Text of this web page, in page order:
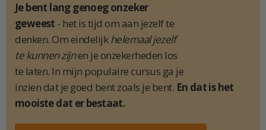
Je bent lang genoeg onzeker
geweest - het is tijd om aan jezelf te
denken. Om eindelijkhelemaal jezelf
te kunnen zijnen je onzekerheden los
te laten. In mijn populaire cursus ga je
inzien dat je goed bent zoals je bent. En dat is het
mooiste dat er bestaat.